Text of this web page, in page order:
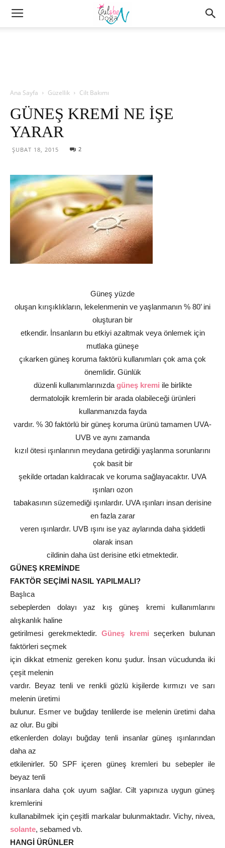
Ana Sayfa Güzellik Cilt Bakımı
GÜNEŞ KREMİ NE İŞE
YARAR
ŞUBAT 18, 2015 2
Güneş yüzde
oluşan kırışıklıkların, lekelenmenin ve yaşlanmanın % 80’ ini
oluşturan bir
etkendir. İnsanların bu etkiyi azaltmak veya önlemek için
mutlaka güneşe
çıkarken güneş koruma faktörü kullanımları çok ama çok
önemlidir. Günlük
düzenli kullanımlarınızda güneş kremi ile birlikte
dermatolojik kremlerin bir arada olabileceği ürünleri
kullanmanızda fayda
vardır. % 30 faktörlü bir güneş koruma ürünü tamamen UVA-
UVB ve aynı zamanda
kızıl ötesi ışınlarının meydana getirdiği yaşlanma sorunlarını
çok basit bir
şekilde ortadan kaldıracak ve koruma sağlayacaktır. UVA
ışınları ozon
tabakasının süzemediği ışınlardır. UVA ışınları insan derisine
en fazla zarar
veren ışınlardır. UVB ışını ise yaz aylarında daha şiddetli
olarak insan
cildinin daha üst derisine etki etmektedir.
GÜNEŞ KREMİNDE
FAKTÖR SEÇİMİ NASIL YAPILMALI?
Başlıca
sebeplerden dolayı yaz kış güneş kremi kullanımlarını
alışkanlık haline
getirilmesi gerekmektedir.Güneş kremi seçerken bulunan
faktörleri seçmek
için dikkat etmeniz gereken konu şudur. İnsan vücudunda iki
çeşit melenin
vardır. Beyaz tenli ve renkli gözlü kişilerde kırmızı ve sarı
melenin üretimi
bulunur. Esmer ve buğday tenlilerde ise melenin üretimi daha
az olur. Bu gibi
etkenlerden dolayı buğday tenli insanlar güneş ışınlarından
daha az
etkilenirler. 50 SPF içeren güneş kremleri bu sebepler ile
beyaz tenli
insanlara daha çok uyum sağlar. Cilt yapınıza uygun güneş
kremlerini
kullanabilmek için çeşitli markalar bulunmaktadır. Vichy, nivea,
solante, sebamed vb.
HANGİ ÜRÜNLER